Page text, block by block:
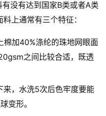
没有达到国家B类或者A类
上通常有三个特征：
棉加40%涤纶的珠地网眼面
之间比较合适，既透
，水洗5次后色牢度要能
变形。